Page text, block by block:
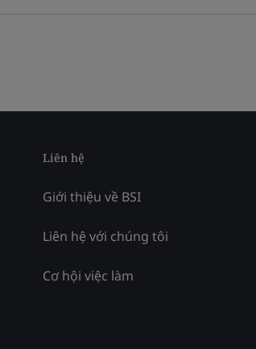
Liên hệ
Giới thiệu về BSI
Liên hệ với chúng tôi
Cơ hội việc làm